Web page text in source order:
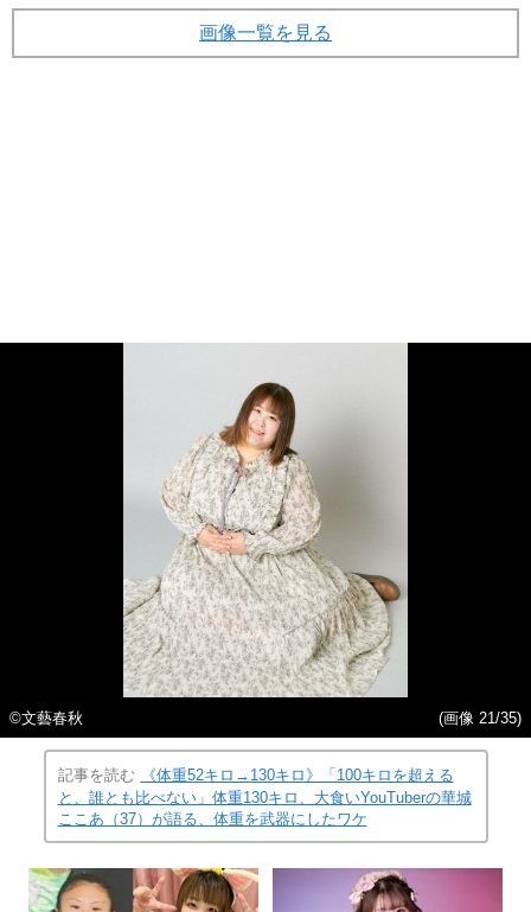
画像一覧を見る
©︎文藝春秋 (画像 21/35)
記事を読む
《体重52キロ→130キロ》「100キロを超える
と、誰とも比べない」体重130キロ、大食いYouTuberの華城
ここあ（37）が語る、体重を武器にしたワケ